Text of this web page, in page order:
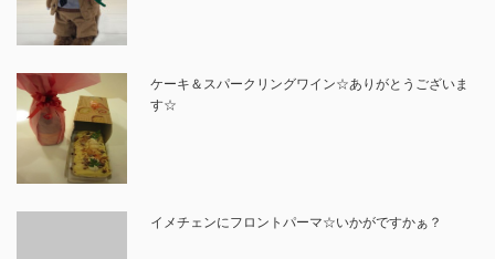
ケーキ＆スパークリングワイン☆ありがとうございま
す☆
イメチェンにフロントパーマ☆いかがですかぁ？